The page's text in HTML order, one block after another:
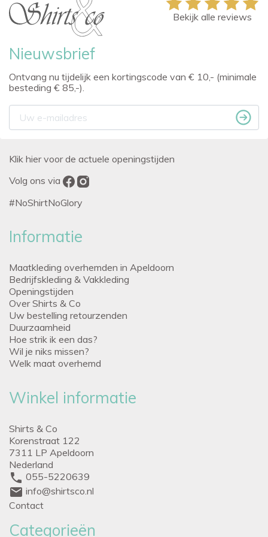
Nieuwsbrief
Ontvang nu tijdelijk een kortingscode van € 10,- (minimale
besteding € 85,-).
Bekijk alle reviews
Klik hier voor de actuele openingstijden
Volg ons via
#NoShirtNoGlory
Informatie
Maatkleding overhemden in Apeldoorn
Bedrijfskleding & Vakkleding
Openingstijden
Over Shirts & Co
Uw bestelling retourzenden
Duurzaamheid
Hoe strik ik een das?
Wil je niks missen?
Welk maat overhemd
Winkel informatie
Shirts & Co
Korenstraat 122
7311 LP Apeldoorn
Nederland
phone 055-5220639
mail info@shirtsco.nl
Contact
Categorieën